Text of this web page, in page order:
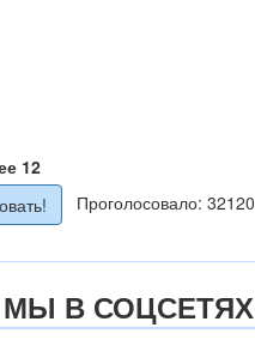
12
Проголосовало: 32120
МЫ В СОЦСЕТЯХ